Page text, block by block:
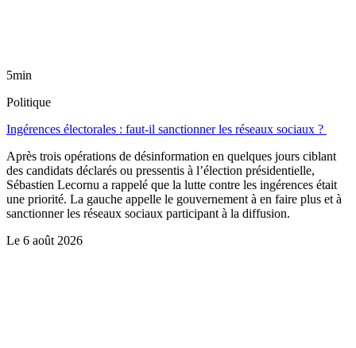
5min
Politique
Ingérences électorales : faut-il sanctionner les réseaux sociaux ?
Après trois opérations de désinformation en quelques jours ciblant
des candidats déclarés ou pressentis à l’élection présidentielle,
Sébastien Lecornu a rappelé que la lutte contre les ingérences était
une priorité. La gauche appelle le gouvernement à en faire plus et à
sanctionner les réseaux sociaux participant à la diffusion.
Le 6 août 2026